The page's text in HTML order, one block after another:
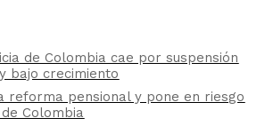
de Colombia cae por suspensión
bajo crecimiento
reforma pensional y pone en riesgo
Colombia